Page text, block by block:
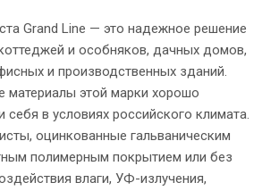
Grand Line — это надежное решение
и особняков, дачных домов,
и производственных зданий.
материалы этой марки хорошо
себя в условиях российского климата.
оцинкованные гальваническим
полимерным покрытием или без
влаги, УФ-излучения,